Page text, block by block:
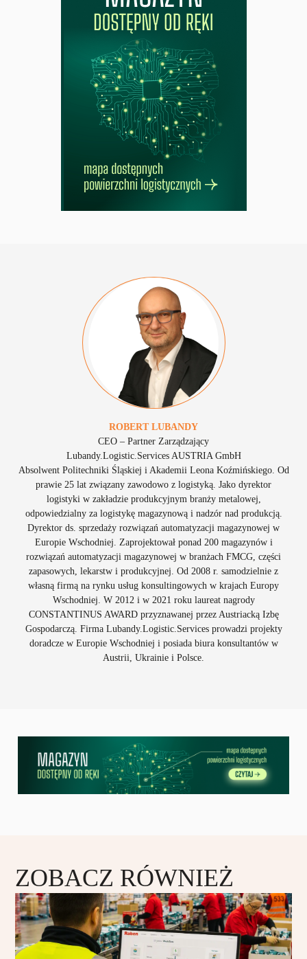
ROBERT LUBANDY
CEO – Partner Zarządzający
Lubandy.Logistic.Services AUSTRIA GmbH
Absolwent Politechniki Śląskiej i Akademii Leona Koźmińskiego. Od
prawie 25 lat związany zawodowo z logistyką. Jako dyrektor
logistyki w zakładzie produkcyjnym branży metalowej,
odpowiedzialny za logistykę magazynową i nadzór nad produkcją.
Dyrektor ds. sprzedaży rozwiązań automatyzacji magazynowej w
Europie Wschodniej. Zaprojektował ponad 200 magazynów i
rozwiązań automatyzacji magazynowej w branżach FMCG, części
zapasowych, lekarstw i produkcyjnej. Od 2008 r. samodzielnie z
własną firmą na rynku usług konsultingowych w krajach Europy
Wschodniej. W 2012 i w 2021 roku laureat nagrody
CONSTANTINUS AWARD przyznawanej przez Austriacką Izbę
Gospodarczą. Firma Lubandy.Logistic.Services prowadzi projekty
doradcze w Europie Wschodniej i posiada biura konsultantów w
Austrii, Ukrainie i Polsce.
ZOBACZ RÓWNIEŻ